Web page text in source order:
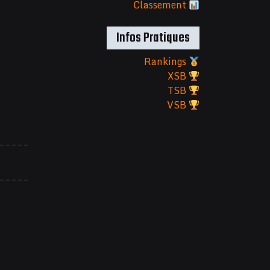
Classement
Infos Pratiques
Rankings
XSB
TSB
VSB